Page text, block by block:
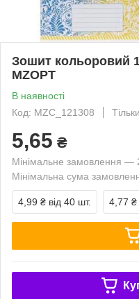
Зошит кольоровий
MZOPT
В наявності
Код: MZC_121308
5,65 ₴
Мінімальне замовлення —
Мінімальна сума
4,99 ₴ від 40 шт. 4,77 ₴